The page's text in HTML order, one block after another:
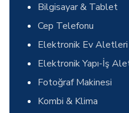
Bilgisayar & Tablet
Cep Telefonu
Elektronik Ev Aletleri
Elektronik Yapı-İş
Fotoğraf Makinesi
Kombi & Klima